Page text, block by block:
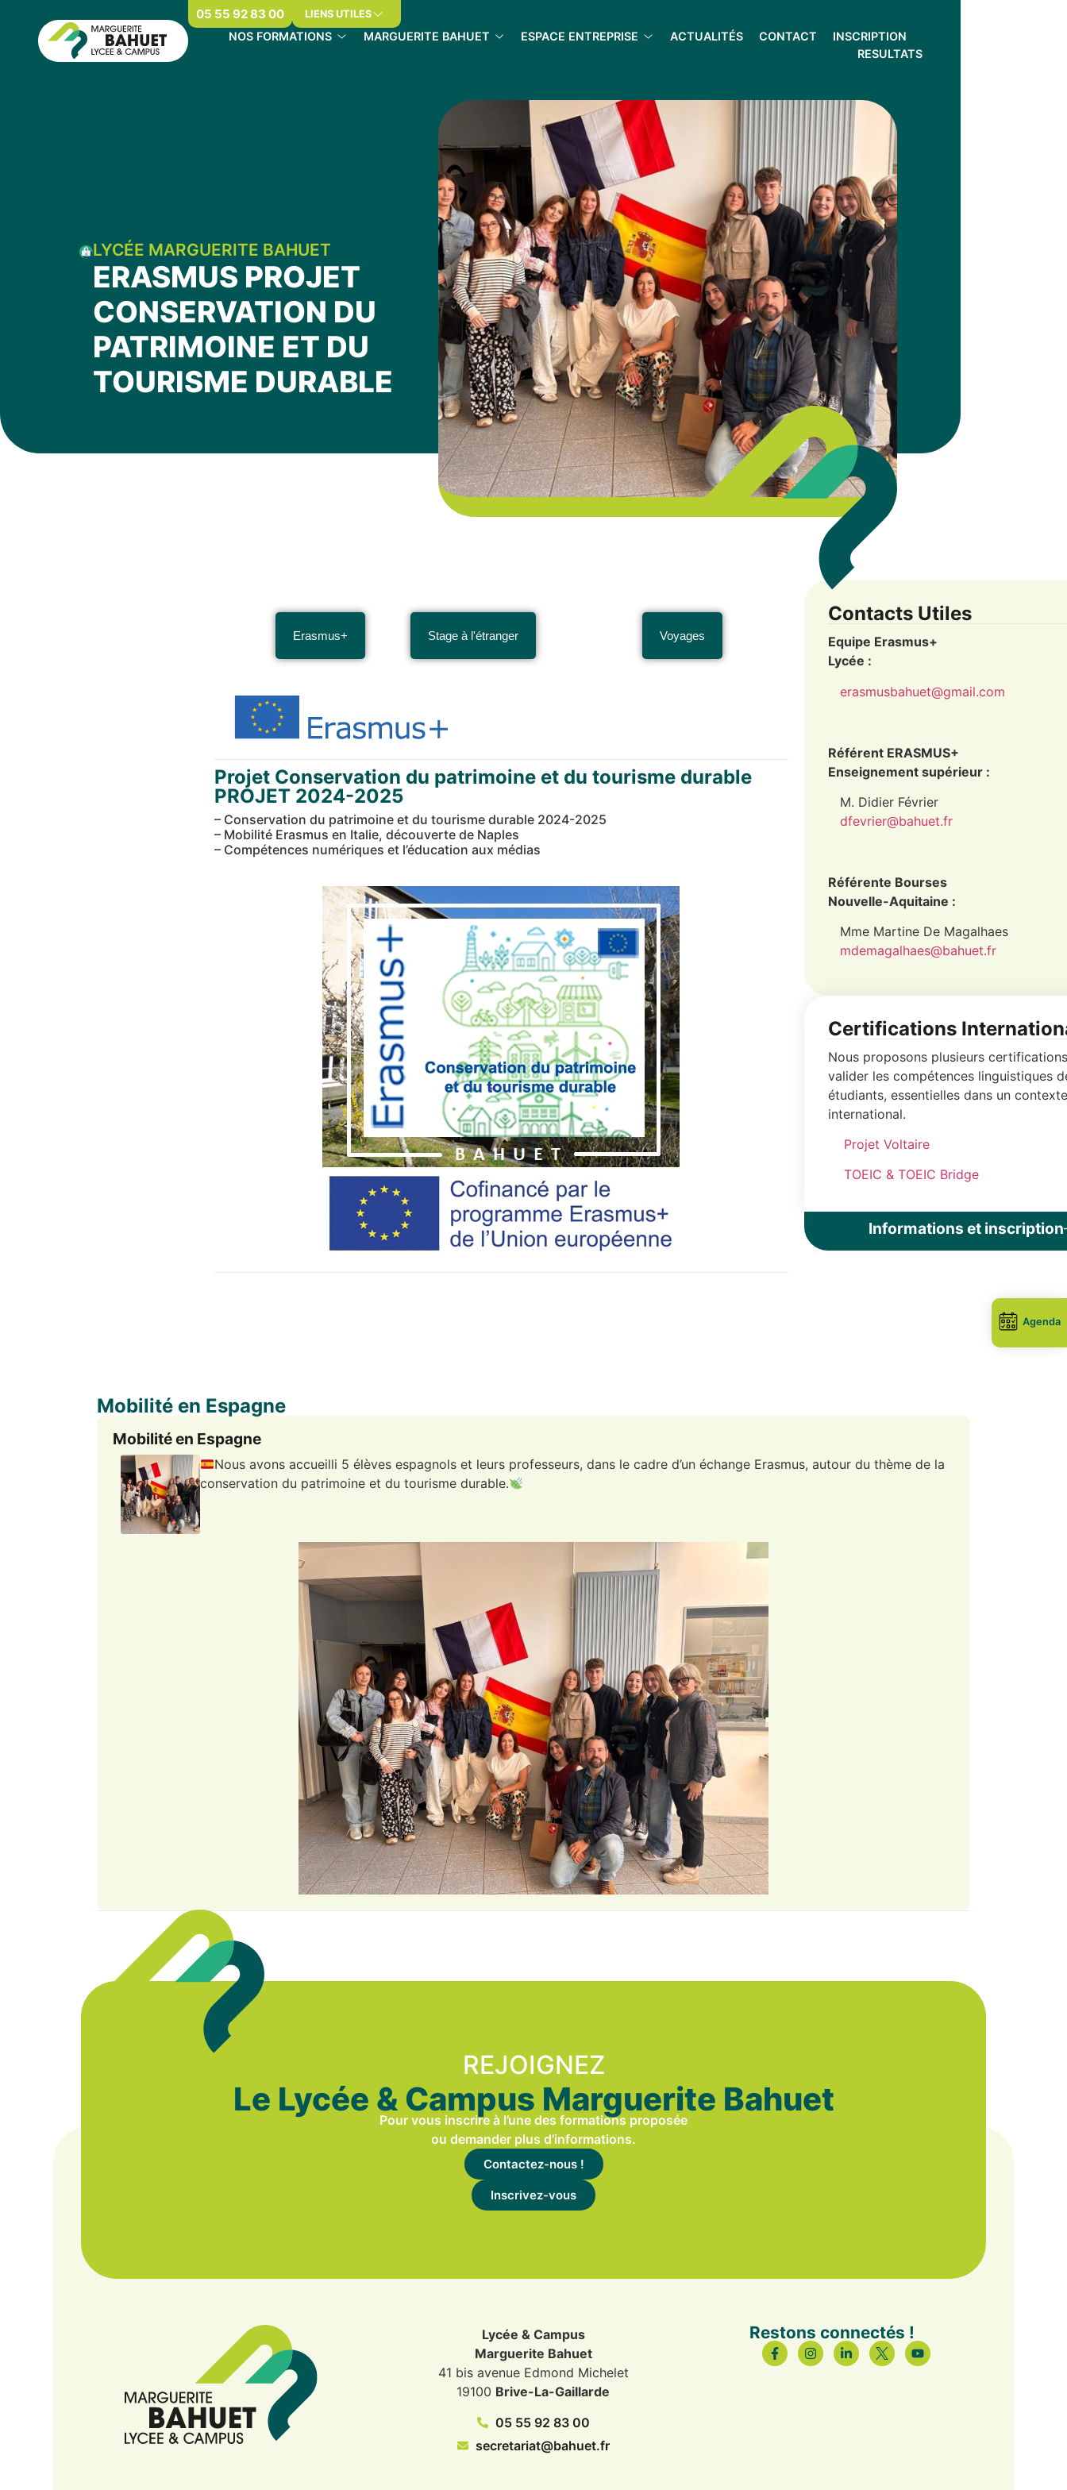
05 55 92 83 00 LIENS UTILES
NOS FORMATIONS MARGUERITE BAHUET ESPACE ENTREPRISE ACTUALITÉS CONTACT
INSCRIPTION
RESULTATS
LYCÉE MARGUERITE BAHUET
ERASMUS PROJET
CONSERVATION DU
PATRIMOINE ET DU
TOURISME DURABLE
Contacts Utiles
Equipe Erasmus+
Lycée :
erasmusbahuet@gmail.com
Référent ERASMUS+
Enseignement supérieur :
M. Didier Février
dfevrier@bahuet.fr
Référente Bourses
Nouvelle-Aquitaine :
Mme Martine De Magalhaes
mdemagalhaes@bahuet.fr
Certifications
Nous proposons plusieurs
valider les compétences linguistiques
étudiants, essentielles dans un
international.
Projet Voltaire
TOEIC & TOEIC Bridge
Informations et inscription
Erasmus+ Stage à l'étranger Voyages
Projet Conservation du patrimoine et du tourisme durable
PROJET 2024-2025
– Conservation du patrimoine et du tourisme durable 2024-2025
– Mobilité Erasmus en Italie, découverte de Naples
– Compétences numériques et l’éducation aux médias
Mobilité en Espagne
Mobilité en Espagne
Nous avons accueilli 5 élèves espagnols et leurs professeurs, dans le cadre d’un échange Erasmus, autour du thème de la
conservation du patrimoine et du tourisme durable.
REJOIGNEZ
Le Lycée & Campus Marguerite Bahuet
Pour vous inscrire à l’une des formations proposée
ou demander plus d’informations.
Contactez-nous !
Inscrivez-vous
Lycée & Campus
Marguerite Bahuet
41 bis avenue Edmond Michelet
19100 Brive-La-Gaillarde
05 55 92 83 00
secretariat@bahuet.fr
Restons connectés !
Agenda